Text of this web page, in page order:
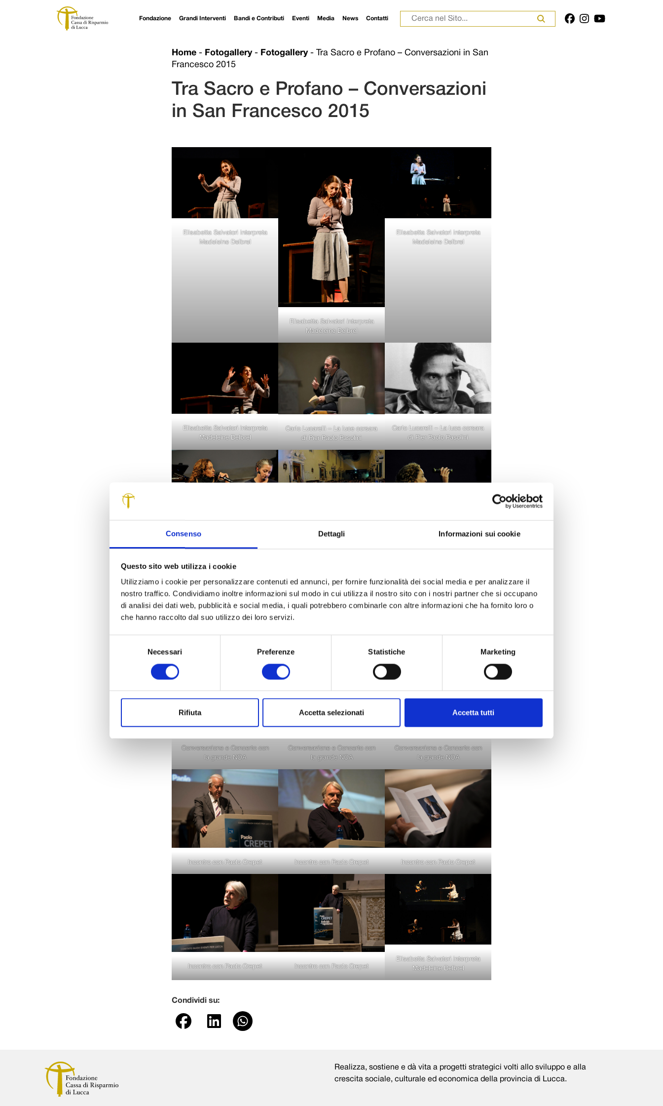
Consenso Dettagli Informazioni sui cookie
Questo sito web utilizza i cookie
Utilizziamo i cookie per personalizzare contenuti ed annunci, per fornire funzionalità dei social media e per analizzare il
nostro traffico. Condividiamo inoltre informazioni sul modo in cui utilizza il nostro sito con i nostri partner che si occupano
di analisi dei dati web, pubblicità e social media, i quali potrebbero combinarle con altre informazioni che ha fornito loro o
che hanno raccolto dal suo utilizzo dei loro servizi.
Necessari Preferenze Statistiche Marketing
Rifiuta Accetta selezionati Accetta tutti
Navigazione principale
Fondazione Grandi Interventi Bandi e Contributi Eventi Media News Contatti Ricerca per:
Home - Fotogallery- Fotogallery-
Tra Sacro e Profano – Conversazioni in San
Francesco 2015
Tra Sacro e Profano – Conversazioni
in San Francesco 2015
Elisabetta Salvatori interpreta
Madeleine Delbrel
Elisabetta Salvatori interpreta
Madeleine Delbrel
Elisabetta Salvatori interpreta
Madeleine Delbrel
Elisabetta Salvatori interpreta
Madeleine Delbrel
Carlo Lucarelli – La luce corsara
di Pier Paolo Pasolini
Carlo Lucarelli – La luce corsara
di Pier Paolo Pasolini
Conversazione e Concerto con
Conversazione e Concerto con
Conversazione e Concerto con
Conversazione e Concerto con
la grande NOA
Conversazione e Concerto con
la grande NOA
Conversazione e Concerto con
la grande NOA
Incontro con Paolo Crepet Incontro con Paolo Crepet Incontro con Paolo Crepet
Incontro con Paolo Crepet Incontro con Paolo Crepet
Elisabetta Salvatori interpreta
Madeleine Delbrel
Condividi su:
Realizza, sostiene e dà vita a progetti strategici volti allo sviluppo e alla
crescita sociale, culturale ed economica della provincia di Lucca.